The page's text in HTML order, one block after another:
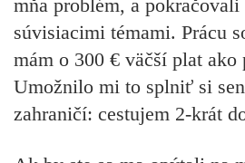
mňa problém, a
súvisiacimi témami. Prácu
mám o 300 € väčší plat ako
Umožnilo mi to splniť si
zahraničí: cestujem 2-krát